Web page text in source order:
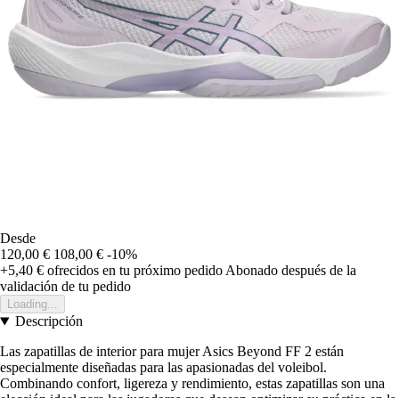
Desde
120,00 € 108,00 € -10%
+5,40 € ofrecidos en tu próximo pedido Abonado después de la
validación de tu pedido
Loading...
Descripción
Las zapatillas de interior para mujer Asics Beyond FF 2 están
especialmente diseñadas para las apasionadas del voleibol.
Combinando confort, ligereza y rendimiento, estas zapatillas son una